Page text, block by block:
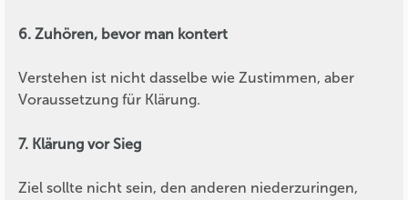
6. Zuhören, bevor man kontert
Verstehen ist nicht dasselbe wie Zustimmen, aber
Voraussetzung für Klärung.
7. Klärung vor Sieg
Ziel sollte nicht sein, den anderen niederzuringen,